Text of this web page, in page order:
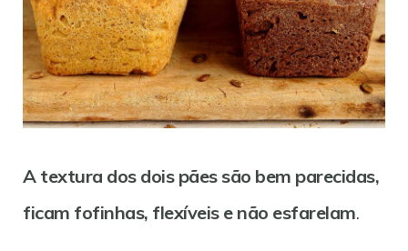
A textura dos dois pães são bem parecidas,
ficam fofinhas, flexíveis e não esfarelam.